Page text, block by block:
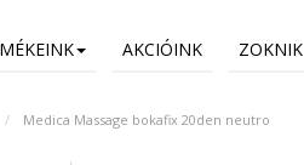
AKCIÓINK ZOKNIK
Medica Massage bokafix 20den neutro